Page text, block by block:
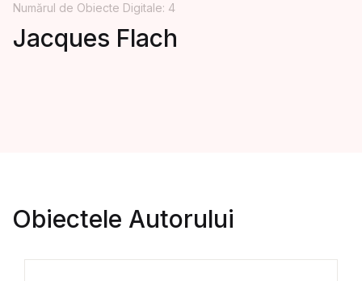
Numărul de Obiecte Digitale: 4
Jacques Flach
Obiectele Autorului